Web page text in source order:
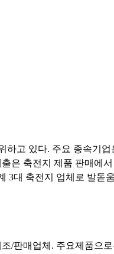
하고 있다. 주요 종속기업
은 축전지 제품 판매에서
3대 축전지 업체로 발돋움
/판매업체. 주요제품으로